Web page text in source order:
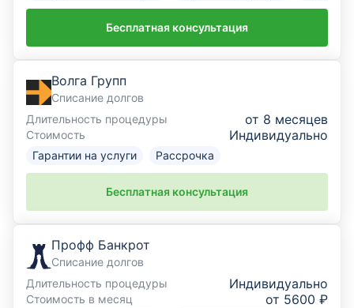
Бесплатная консультация
Волга Групп
Списание долгов
Длительность процедуры
от 8 месяцев
Стоимость Индивидуально
Гарантии на услуги Рассрочка
Бесплатная консультация
Профф Банкрот
Списание долгов
Длительность процедуры
Индивидуально
Стоимость в месяц от 5600 ₽